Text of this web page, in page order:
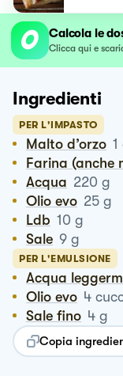
Calcola le
Clicca qui e
Ingredienti
PER L'IMPASTO
Malto d’orzo 1
Farina
Acqua 220 g
Olio evo 25 g
Ldb 10 g
Sale 9 g
PER L'EMULSIONE
Acqua
Olio evo 4
Sale fino 4 g
Copia